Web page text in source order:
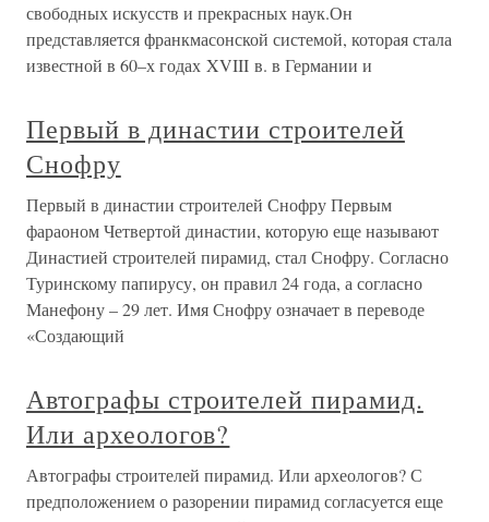
свободных искусств и прекрасных наук.Он
представляется франкмасонской системой, которая стала
известной в 60–х годах XVIII в. в Германии и
Первый в династии строителей
Снофру
Первый в династии строителей Снофру Первым
фараоном Четвертой династии, которую еще называют
Династией строителей пирамид, стал Снофру. Согласно
Туринскому папирусу, он правил 24 года, а согласно
Манефону – 29 лет. Имя Снофру означает в переводе
«Создающий
Автографы строителей пирамид.
Или археологов?
Автографы строителей пирамид. Или археологов? С
предположением о разорении пирамид согласуется еще